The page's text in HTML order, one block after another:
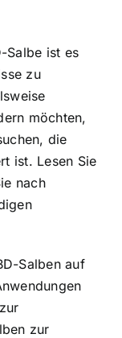
Salbe ist es
zu
möchten,
die
ist. Lesen Sie
nach
Salben auf
zur